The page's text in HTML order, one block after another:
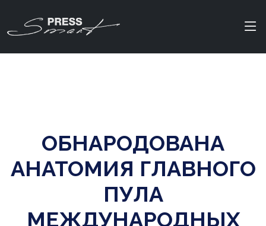
ОБНАРОДОВАНА
АНАТОМИЯ ГЛАВНОГО
ПУЛА
МЕЖДУНАРОДНЫХ